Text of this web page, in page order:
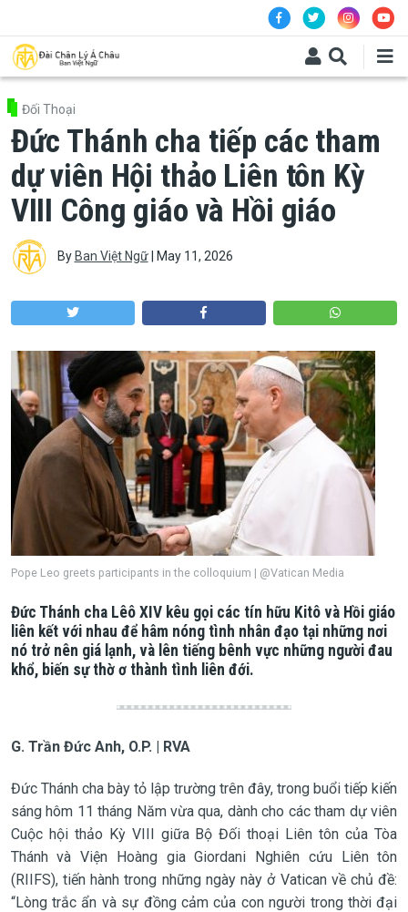
Đối Thoại
Đức Thánh cha tiếp các tham
dự viên Hội thảo Liên tôn Kỳ
VIII Công giáo và Hồi giáo
By Ban Việt Ngữ| May 11, 2026
Pope Leo greets participants in the colloquium | @Vatican Media
Đức Thánh cha Lêô XIV kêu gọi các tín hữu Kitô và Hồi giáo
liên kết với nhau để hâm nóng tình nhân đạo tại những nơi
nó trở nên giá lạnh, và lên tiếng bênh vực những người đau
khổ, biến sự thờ ơ thành tình liên đới.
G. Trần Đức Anh, O.P. | RVA
Đức Thánh cha bày tỏ lập trường trên đây, trong buổi tiếp kiến
sáng hôm 11 tháng Năm vừa qua, dành cho các tham dự viên
Cuộc hội thảo Kỳ VIII giữa Bộ Đối thoại Liên tôn của Tòa
Thánh và Viện Hoàng gia Giordani Nghiên cứu Liên tôn
(RIIFS), tiến hành trong những ngày này ở Vatican về chủ đề:
“Lòng trắc ẩn và sự đồng cảm của con người trong thời đại